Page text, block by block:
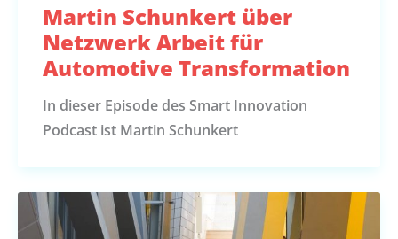
Martin Schunkert über
Netzwerk Arbeit für
Automotive Transformation
In dieser Episode des Smart Innovation
Podcast ist Martin Schunkert